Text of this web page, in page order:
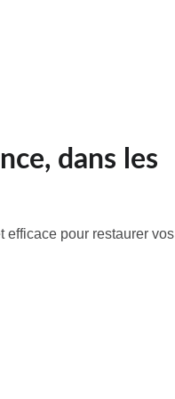
dans les
efficace pour restaurer vos